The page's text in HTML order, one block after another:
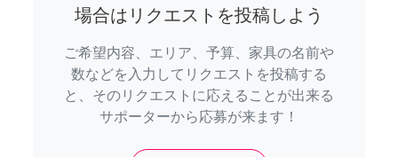
場合はリクエストを投稿しよう
ご希望内容、エリア、予算、家具の名前や
数などを入力してリクエストを投稿する
と、そのリクエストに応えることが出来る
サポーターから応募が来ます！